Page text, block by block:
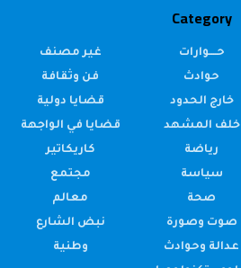
Category
حــــوارات
حوادث
خارج الحدود
خلف المشهد
رياضة
سياسة
صحة
صوت وصورة
عدالة وحوادث
غير مصنف
فن وثقافة
قضايا دولية
قضايا في الواجهة
كاريكاتير
مجتمع
معالم
نبض الشارع
وطنية